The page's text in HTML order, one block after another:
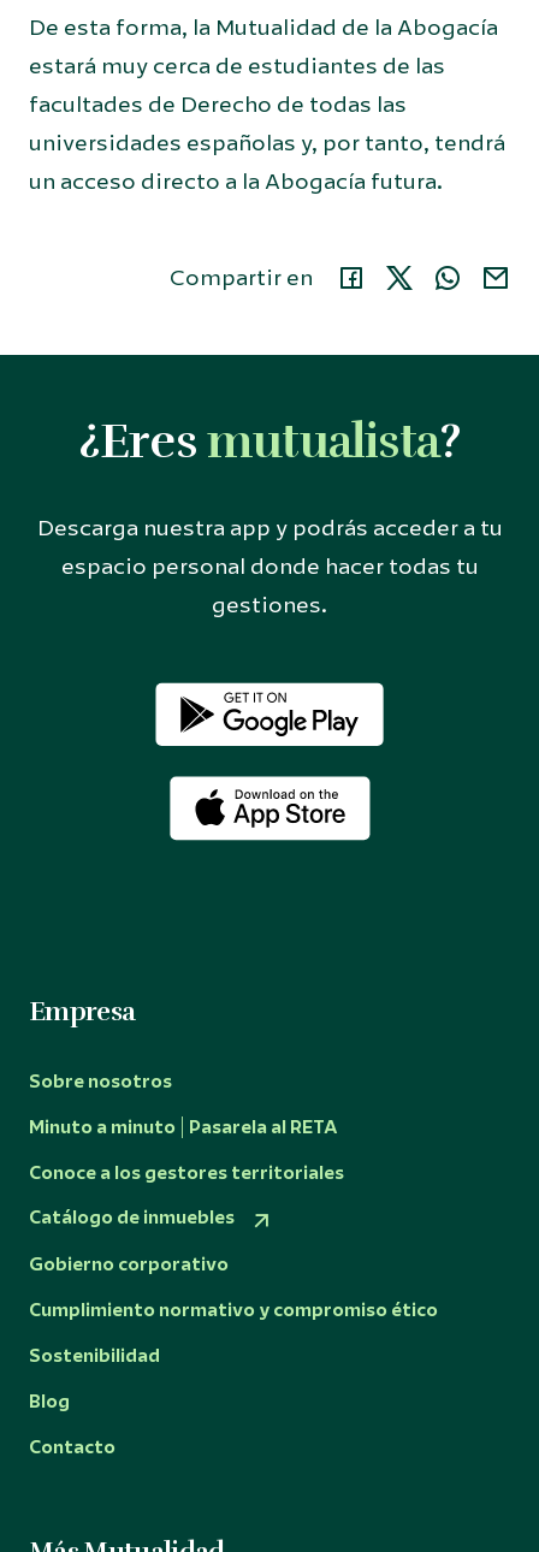
De esta forma, la Mutualidad de la Abogacía
estará muy cerca de estudiantes de las
facultades de Derecho de todas las
universidades españolas y, por tanto, tendrá
un acceso directo a la Abogacía futura.
Compartir en
¿Eresmutualista?
Descarga nuestra app y podrás acceder a tu
espacio personal donde hacer todas tu
gestiones.
Empresa
Sobre nosotros
Minuto a minuto | Pasarela al RETA
Conoce a los gestores territoriales
Catálogo de inmuebles
Gobierno corporativo
Cumplimiento normativo y compromiso ético
Sostenibilidad
Blog
Contacto